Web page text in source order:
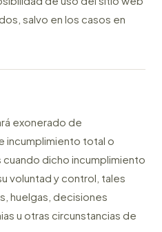
salvo en los casos en
exonerado de
incumplimiento total o
dicho incumplimiento
voluntad y control, tales
huelgas, decisiones
u otras circunstancias de